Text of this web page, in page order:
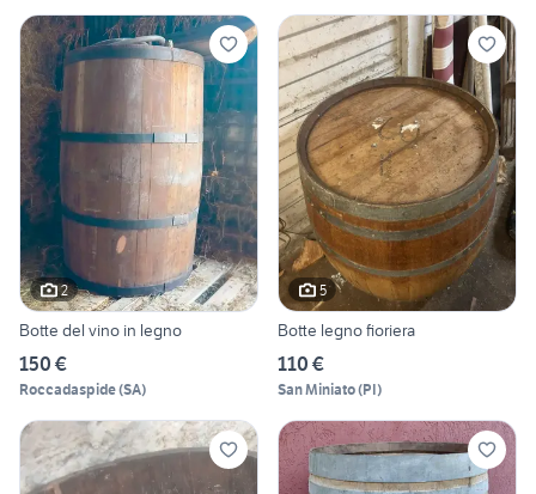
2
Botte del vino in legno
150 €
Roccadaspide(SA)
5
Botte legno fioriera
110 €
San Miniato(PI)